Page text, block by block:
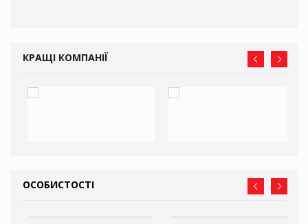
КРАЩІ КОМПАНІЇ
ОСОБИСТОСТІ